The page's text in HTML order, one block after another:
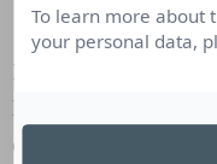
En ces temps
la solidarité est de
des Annonceurs
To learn more about
your personal data,